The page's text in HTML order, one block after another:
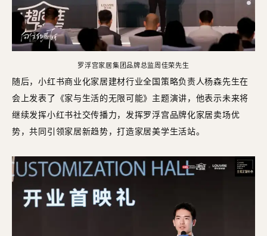
罗浮宫家居集团品牌总监周佳荣先生
随后，小红书商业化家居建材行业全国策略负责人杨森先生在
会上发表了《家与生活的无限可能》主题演讲，他表示未来将
继续发挥小红书社交传播力，发挥罗浮宫品牌化家居卖场优
势，共同引领家居新趋势，打造家居美学生活站。